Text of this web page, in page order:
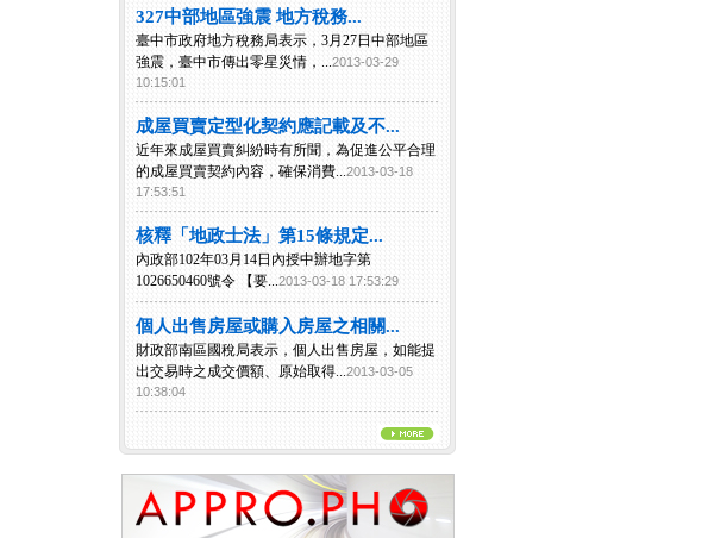
327中部地區強震 地方稅務...
臺中市政府地方稅務局表示，3月27日中部地區
強震，臺中市傳出零星災情，...2013-03-29
10:15:01
成屋買賣定型化契約應記載及不...
近年來成屋買賣糾紛時有所聞，為促進公平合理
的成屋買賣契約內容，確保消費...2013-03-18
17:53:51
核釋「地政士法」第15條規定...
內政部102年03月14日內授中辦地字第
1026650460號令 【要...2013-03-18 17:53:29
個人出售房屋或購入房屋之相關...
財政部南區國稅局表示，個人出售房屋，如能提
出交易時之成交價額、原始取得...2013-03-05
10:38:04